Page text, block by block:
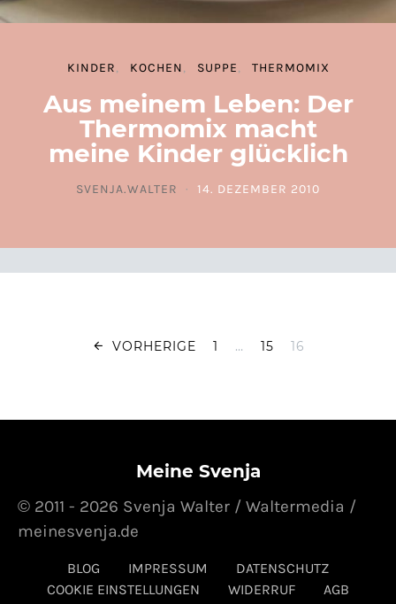
KINDER KOCHEN SUPPE THERMOMIX
Aus meinem Leben: Der
Thermomix macht
meine Kinder glücklich
SVENJA.WALTER
POSTED ON
14. DEZEMBER 2010
VORHERIGE 1 … 15 16
Meine Svenja
BLOG IMPRESSUM
DATENSCHUTZ
COOKIE EINSTELLUNGEN
WIDERRUF
AGB
© 2011 - 2026 Svenja Walter / Waltermedia /
meinesvenja.de